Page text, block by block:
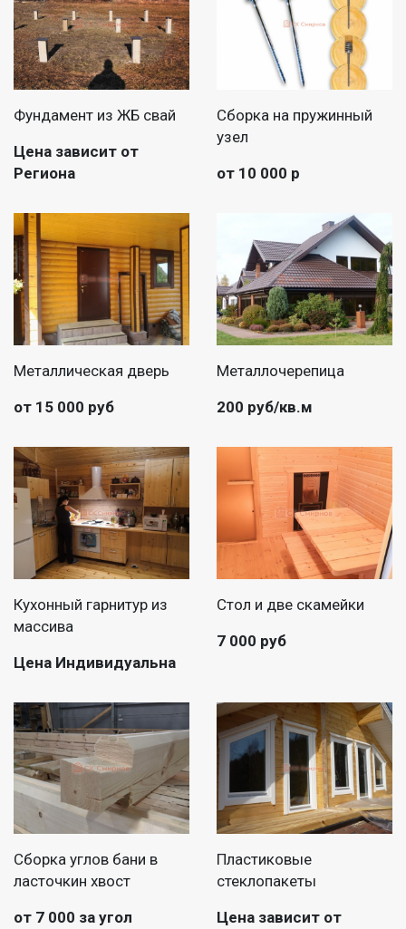
Фундамент из ЖБ свай
Цена зависит от
Региона
Сборка на пружинный
узел
от 10 000 р
Металлическая дверь
от 15 000 руб
Металлочерепица
200 руб/кв.м
Кухонный гарнитур из
массива
Цена Индивидуальна
Стол и две скамейки
7 000 руб
Сборка углов бани в
ласточкин хвост
от 7 000 за угол
Пластиковые
стеклопакеты
Цена зависит от